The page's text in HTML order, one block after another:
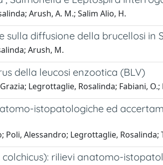
Arush, A. M.; Salim Alio, H.
diffusione della brucellosi in
Arush, M.
della leucosi enzootica (BLV)
Legrottaglie, Rosalinda; Fabiani,
istopatologiche ed
Poli, Alessandro; Legrottaglie, Rosalinda;
rilievi anatomo-